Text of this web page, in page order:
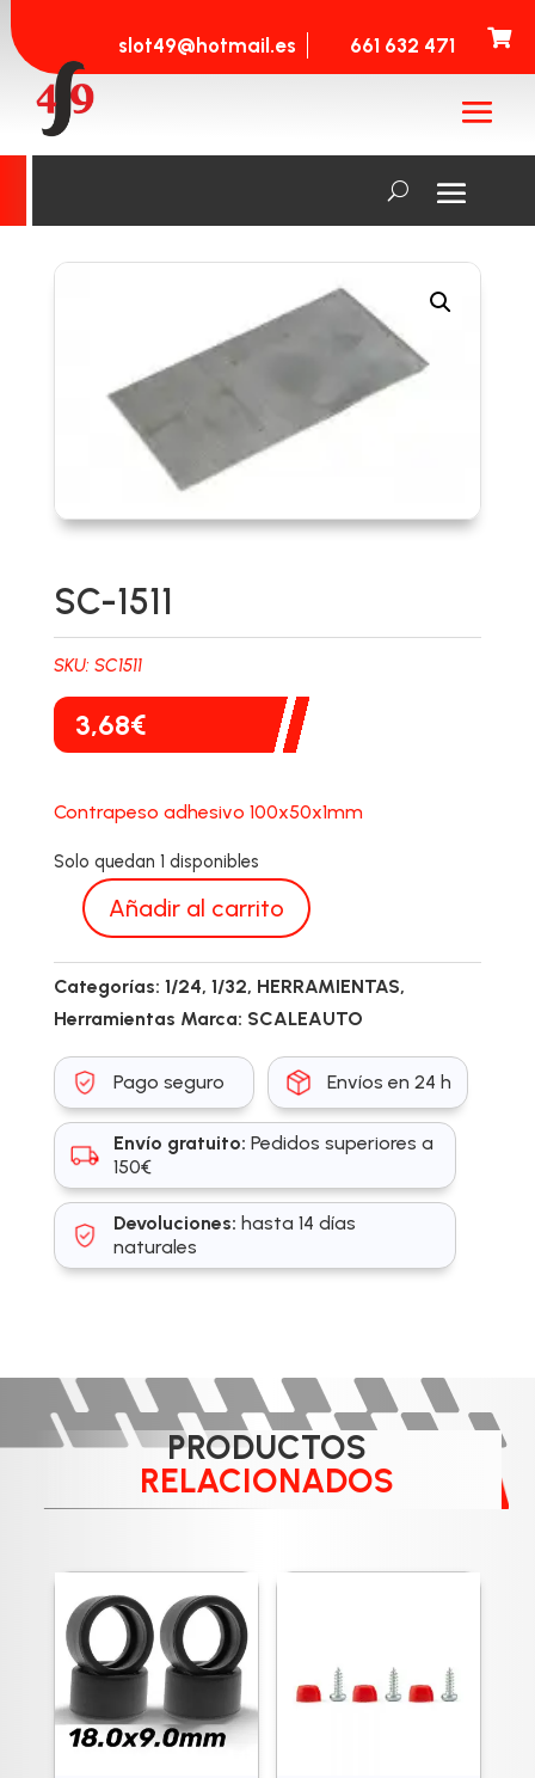
slot49@hotmail.es 661 632 471 
SC-1511
SKU: SC1511
3,68€
Contrapeso adhesivo 100x50x1mm
Solo quedan 1 disponibles
SC-
cantidad
Añadir al carrito
Categorías: 1/24, 1/32, HERRAMIENTAS,
Herramientas Marca: SCALEAUTO
Pago seguro Envíos en 24 h
Envío gratuito: Pedidos superiores a
150€
Devoluciones: hasta 14 días
naturales
PRODUCTOS
RELACIONADOS